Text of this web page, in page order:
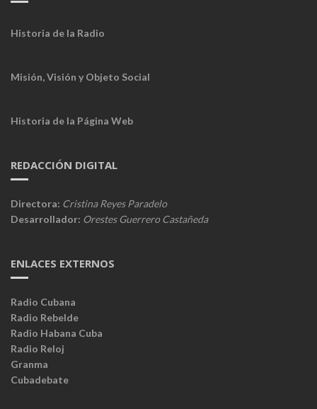
Historia de la Radio
Misión, Visión y Objeto Social
Historia de la Página Web
REDACCIÓN DIGITAL
Directora: Cristina Reyes Paradelo
Desarrollador: Orestes Guerrero Castañeda
ENLACES EXTERNOS
Radio Cubana
Radio Rebelde
Radio Habana Cuba
Radio Reloj
Granma
Cubadebate